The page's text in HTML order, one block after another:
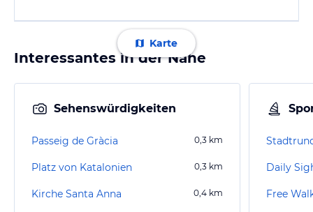
Karte
Interessantes in der Nähe
Sehenswürdigkeiten
Passeig de Gràcia 0,3 km
Platz von Katalonien 0,3 km
Kirche Santa Anna 0,4 km Free